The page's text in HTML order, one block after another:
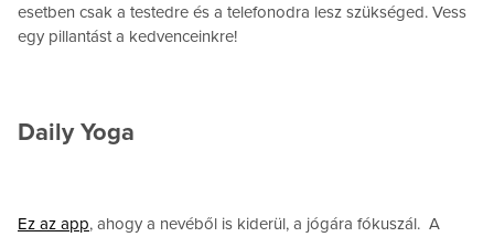
esetben csak a testedre és a telefonodra lesz szükséged. Vess
egy pillantást a kedvenceinkre!
Daily Yoga
Ez az app, ahogy a nevéből is kiderül, a jógára fókuszál. A